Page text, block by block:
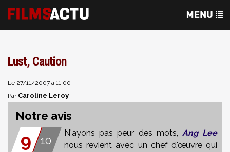
Lust, Caution
Le 27/11/2007 à 11:00
Par Caroline Leroy
Notre avis
9 10
N'ayons pas peur des mots, Ang Lee
nous revient avec un chef d'œuvre qui